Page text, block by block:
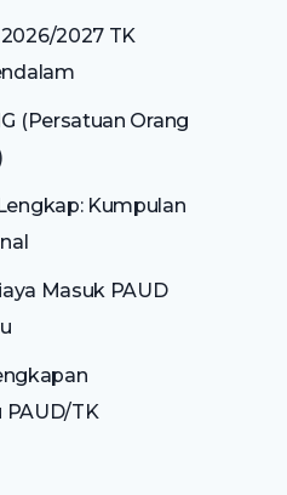
2026/2027 TK
(Persatuan Orang
Kumpulan
Masuk PAUD
PAUD/TK